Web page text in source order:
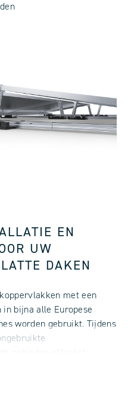
EN
UW
DAKEN
met een
in bijna alle Europese
worden gebruikt. Tijdens